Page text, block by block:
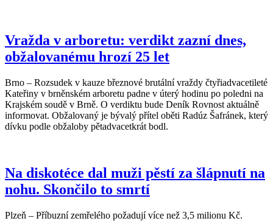
Vražda v arboretu: verdikt zazní dnes,
obžalovanému hrozí 25 let
Brno – Rozsudek v kauze březnové brutální vraždy čtyřiadvacetileté
Kateřiny v brněnském arboretu padne v úterý hodinu po poledni na
Krajském soudě v Brně. O verdiktu bude Deník Rovnost aktuálně
informovat. Obžalovaný je bývalý přítel oběti Radúz Šafránek, který
dívku podle obžaloby pětadvacetkrát bodl.
Na diskotéce dal muži pěstí za šlápnutí na
nohu. Skončilo to smrtí
Plzeň – Příbuzní zemřelého požadují více než 3,5 milionu Kč.